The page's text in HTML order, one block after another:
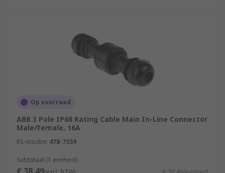
Op voorraad
ABB 3 Pole IP68 Rating Cable Main In-Line Connector
Male/Female, 16A
RS-stocknr. 478-7559
Subtotaal (1 eenheid)